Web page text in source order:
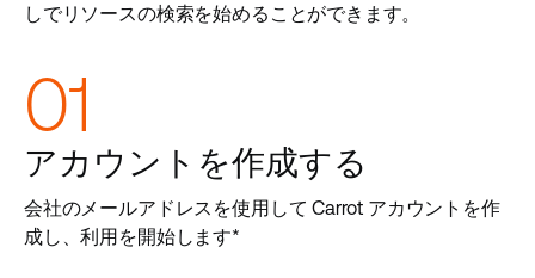
しでリソースの検索を始めることができます。
01
アカウントを作成する
会社のメールアドレスを使用して Carrot アカウントを作
成し、利用を開始します*